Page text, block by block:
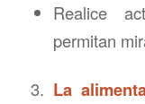
Realice
permitan
3. La